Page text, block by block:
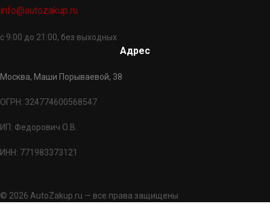
info@autozakup.ru
с 9:00 до 21:00, без выходных
Адрес
Москва, Маши Порываевой, 38
ОГРН: 324774600568547
ИП: Федорович О.В.
ИНН: 771983373121
© 2026 AutoZakup.ru — все права защищены